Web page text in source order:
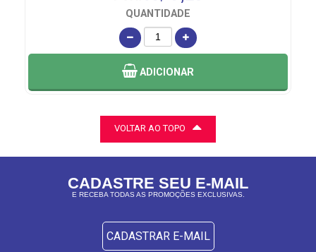
QUANTIDADE
ADICIONAR
VOLTAR AO TOPO
CADASTRE SEU E-MAIL
E RECEBA TODAS AS PROMOÇÕES EXCLUSIVAS.
CADASTRAR E-MAIL